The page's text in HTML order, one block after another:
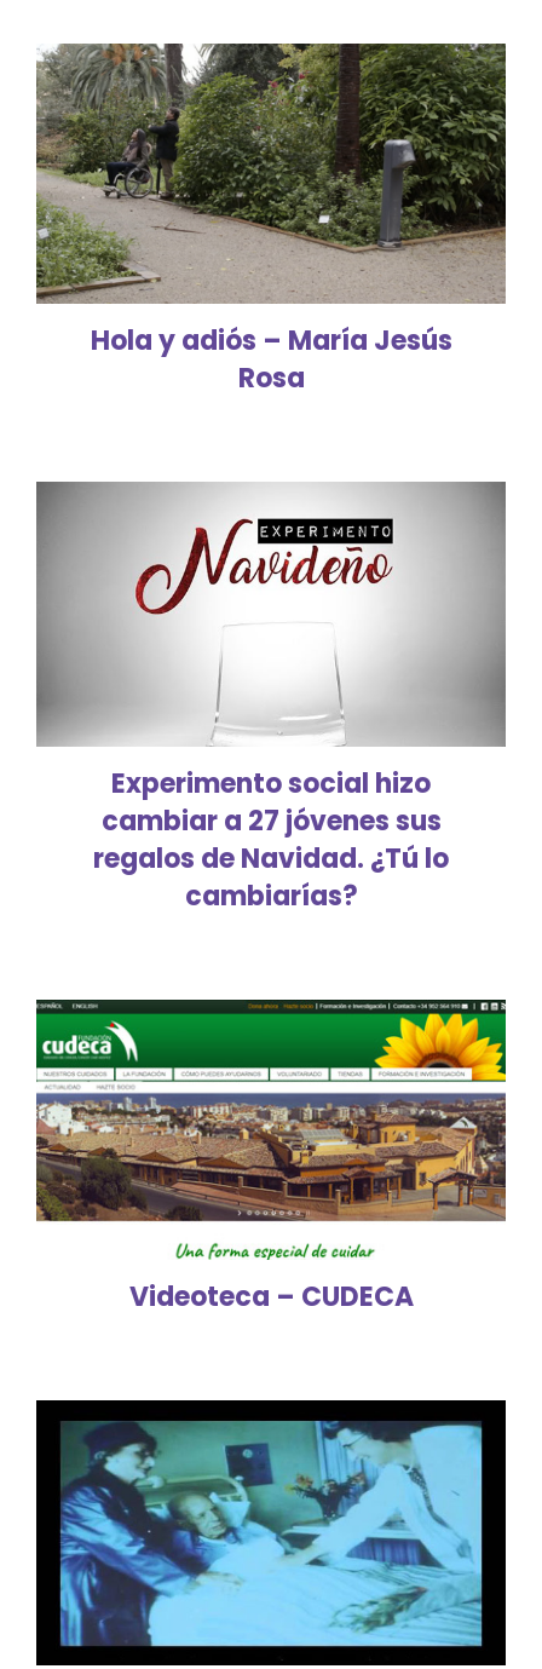
Hola y adiós – María Jesús
Rosa
Experimento social hizo
cambiar a 27 jóvenes sus
regalos de Navidad. ¿Tú lo
cambiarías?
Videoteca – CUDECA